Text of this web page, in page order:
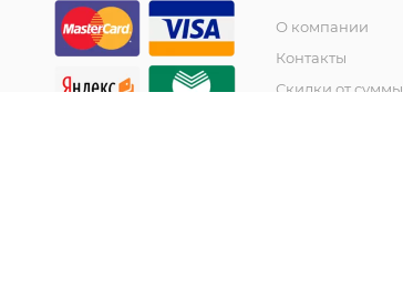
О компании
Контакты
Скидки от суммы